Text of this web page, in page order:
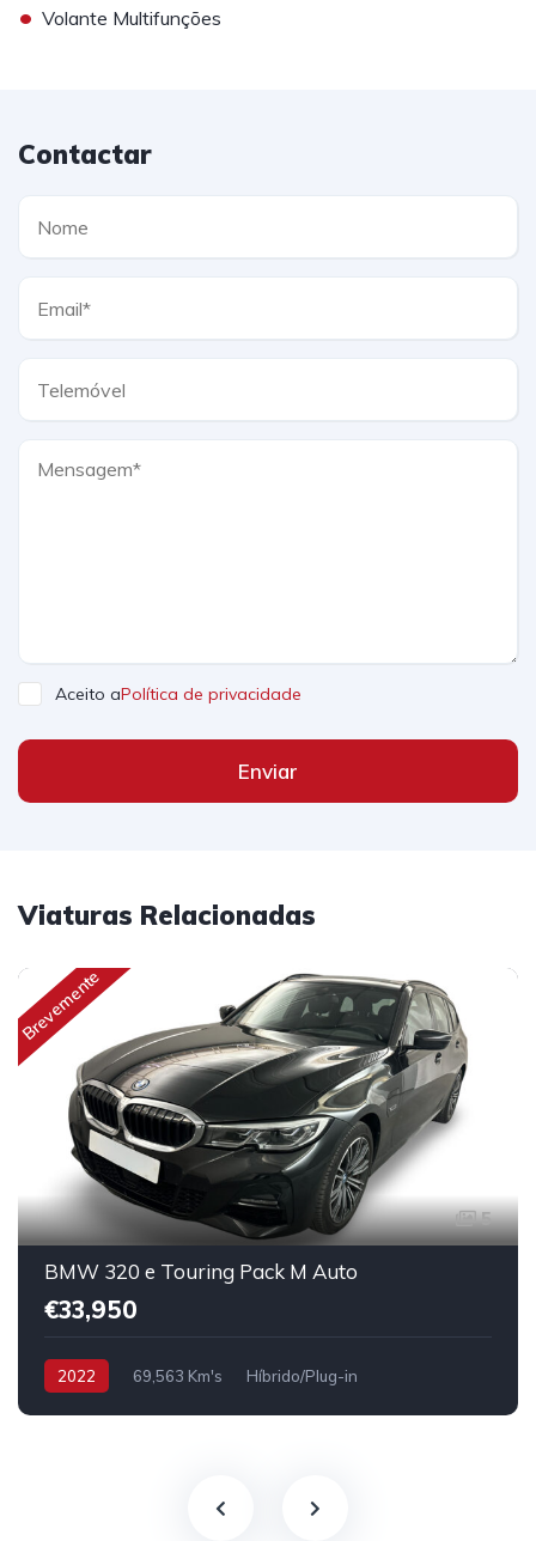
• Volante Multifunções
Contactar
Aceito aPolítica de privacidade
Enviar
Viaturas Relacionadas
Brevemente
5
BMW 320 e Touring Pack M Auto
€33,950
2022 69,563 Km's Híbrido/Plug-in